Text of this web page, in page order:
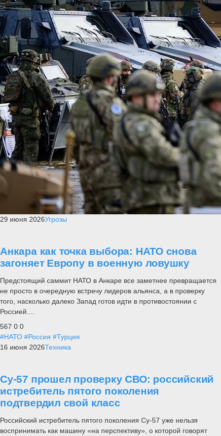
29 июня 2026Угрозы
Анкара как точка выбора: НАТО снова
загоняет Европу в военную ловушку
Предстоящий саммит НАТО в Анкаре все заметнее превращается
не просто в очередную встречу лидеров альянса, а в проверку
того, насколько далеко Запад готов идти в противостоянии с
Россией....
567 0 0
#НАТО #Россия #Турция
16 июня 2026Техника
Су-57 прошел проверку СВО: российский
истребитель пятого поколения
подтвердил свой класс
Российский истребитель пятого поколения Су-57 уже нельзя
воспринимать как машину «на перспективу», о которой говорят